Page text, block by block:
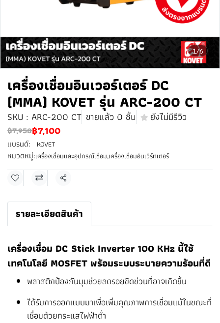
1/6
เครื่องเชื่อมอินเวอร์เตอร์ DC
(MMA) KOVET รุ่น ARC-200 CT
SKU : ARC-200 CT ขายแล้ว 0 ชิ้น ยังไม่มีรีวิว
฿7,958฿7,100
แบรนด์: KOVET
หมวดหมู่:เครื่องเชื่อมและอุปกรณ์เชื่อม,เครื่องเชื่อมอินเวิร์ทเตอร์
แชร์
รายละเอียดสินค้า
เครื่องเชื่อม DC Stick Inverter 100 KHz นี้ใช้
เทคโนโลยี MOSFET พร้อมระบบระบายความร้อนที่ดี
พลาสติกป้องกันมุมช่วยลดรอยขีดข่วนที่อาจเกิดขึ้น
ได้รับการออกแบบมาเพื่อเพิ่มคุณภาพการเชื่อมแม้ในขณะที่
เชื่อมด้วยกระแสไฟฟ้าต่ำ